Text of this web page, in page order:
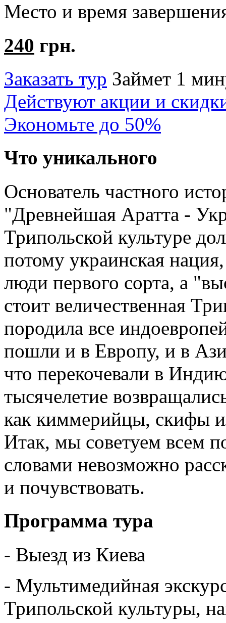
Место и время
240 грн.
Заказать тур Займет 1
Действуют акции и
Экономьте до 50%
Что уникального
Основатель частного
"Древнейшая Аратта -
Трипольской культуре
потому украинская
люди первого сорта, а
стоит величественная
породила все
пошли и в Европу, и в
что перекочевали в
тысячелетие
как киммерийцы, скифы
Итак, мы советуем всем
словами невозможно
и почувствовать.
Программа тура
- Выезд из Киева
- Мультимедийная
Трипольской культуры,